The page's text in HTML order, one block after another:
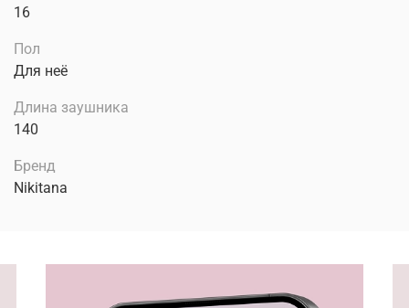
16
Пол
Для неё
Длина заушника
140
Бренд
Nikitana